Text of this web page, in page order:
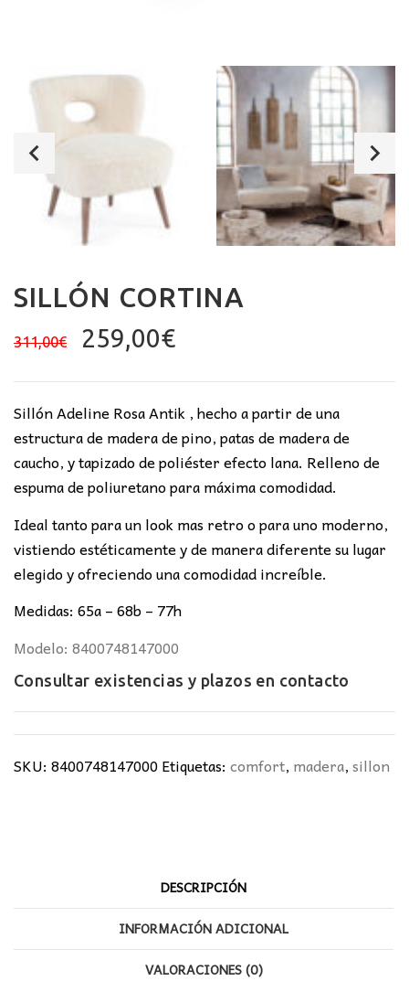
SILLÓN CORTINA
311,00€
El
original
era:
311,00€.
259,00€El
actual
es:
259,00€.
Sillón Adeline Rosa Antik , hecho a partir de una
estructura de madera de pino, patas de madera de
caucho, y tapizado de poliéster efecto lana. Relleno de
espuma de poliuretano para máxima comodidad.
Ideal tanto para un look mas retro o para uno moderno,
vistiendo estéticamente y de manera diferente su lugar
elegido y ofreciendo una comodidad increíble.
Medidas: 65a – 68b – 77h
Modelo: 8400748147000
Consultar existencias y plazos en contacto
SKU: 8400748147000Etiquetas: comfort, madera,sillon
DESCRIPCIÓN
INFORMACIÓN ADICIONAL
VALORACIONES (0)